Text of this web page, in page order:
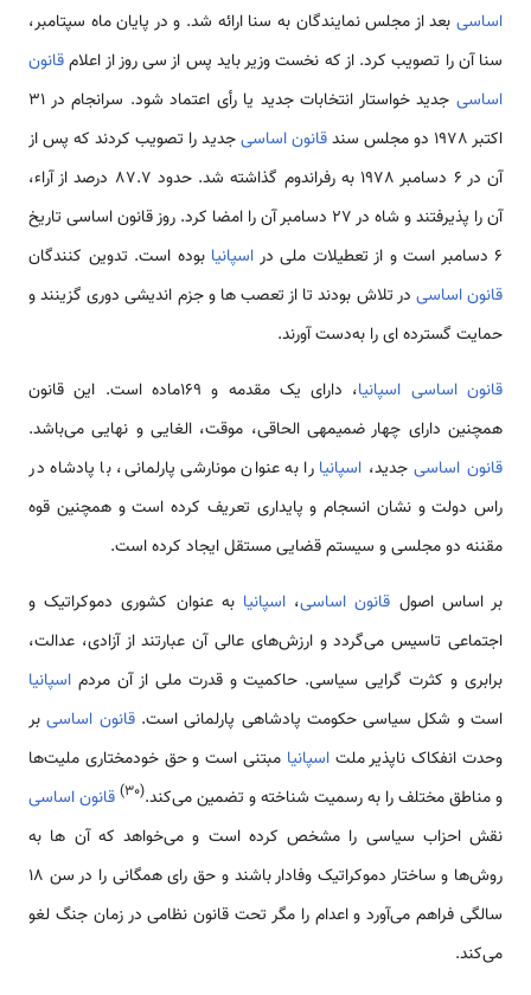
اساسی بعد از مجلس نمایندگان به سنا ارائه شد. و در پایان ماه سپتامبر،
سنا آن را تصویب کرد. از که نخست وزیر باید پس از سی روز از اعلامقانون
اساسی
جدید خواستار انتخابات جدید یا رأی اعتماد شود. سرانجام در 31
اکتبر 1978 دو مجلس سند
قانون اساسیجدید را تصویب کردند که پس از
آن در 6 دسامبر 1978 به رفراندوم گذاشته شد. حدود 87.7 درصد از آراء،
آن را پذیرفتند و شاه در 27 دسامبر آن را امضا کرد. روز قانون اساسی تاریخ
6 دسامبر است و از تعطیلات ملی در
اسپانیا بوده است. تدوین کنندگان
قانون اساسی در تلاش بودند تا از تعصب ها و جزم اندیشی دوری گزینند و
حمایت گسترده ای را به‌دست آورند.
قانون اساسی اسپانیا
، دارای یک مقدمه و 169ماده است. این قانون
همچنین دارای چهار ضمیمه­ی الحاقی، موقت، الغایی و نهایی می‌باشد.
قانون اساسیجدید، اسپانیا را به عنوان مونارشی پارلمانی، با پادشاه در
راس دولت و نشان انسجام و پایداری تعریف کرده است و همچنین قوه
مقننه دو مجلسی و سیستم قضایی مستقل ایجاد کرده است.
بر اساس اصول قانون اساسی، اسپانیا به عنوان کشوری دموکراتیک و
اجتماعی تاسیس می‌گردد و ارزش‌های عالی آن عبارتند از آزادی، عدالت،
برابری و کثرت گرایی سیاسی. حاکمیت و قدرت ملی از آن مردم اسپانیا
است و شکل سیاسی حکومت پادشاهی پارلمانی است.قانون اساسیبر
وحدت انفکاک ناپذیر ملتاسپانیا مبتنی است و حق خودمختاری ملیت‌ها
و مناطق مختلف را به رسمیت شناخته و تضمین می‌کند.(30)
قانون اساسی
نقش احزاب سیاسی را مشخص کرده است و می‌خواهد که آن ها به
روش‌ها و ساختار دموکراتیک وفادار باشند و حق رای همگانی را در سن 18
سالگی فراهم می‌آورد و اعدام را مگر تحت قانون نظامی در زمان جنگ لغو
می‌کند.